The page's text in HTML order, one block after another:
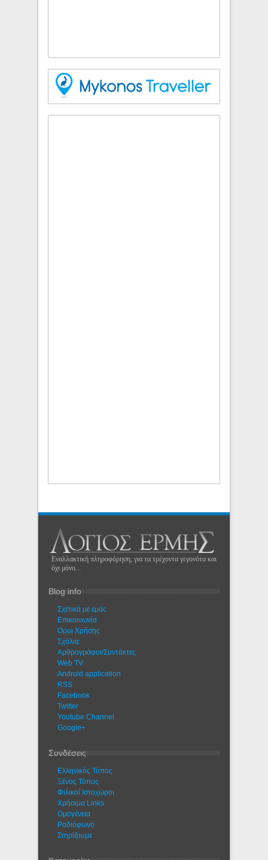
Εναλλακτική πληροφόρηση, για τα τρέχοντα γεγονότα και
όχι μόνο...
Blog info
Σχετικά με εμάς
Eπικοινωνία
Όροι Χρήσης
Σχόλια
Αρθρογράφοι/Συντάκτες
Web TV
Android application
RSS
Facebook
Twitter
Youtube Channel
Google+
Συνδέσεις
Ελληνικός Τύπος
Ξένος Τύπος
Φιλικοί Ιστοχώροι
Χρήσιμα Links
Ομογένεια
Ραδιόφωνο
Στηρίζουμε